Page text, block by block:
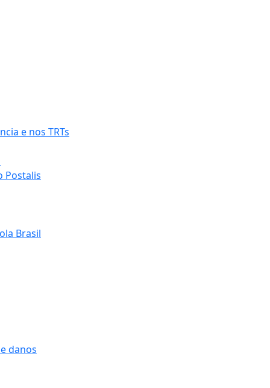
e nos TRTs
Postalis
Brasil
danos